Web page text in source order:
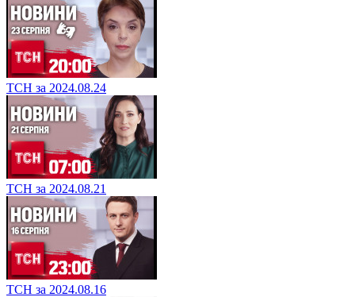
ТСН за 2024.08.24
ТСН за 2024.08.21
ТСН за 2024.08.16